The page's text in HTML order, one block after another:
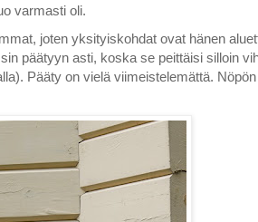
varmasti oli.
joten yksityiskohdat ovat hänen
päätyyn asti, koska se peittäisi silloin
Pääty on vielä viimeistelemättä.